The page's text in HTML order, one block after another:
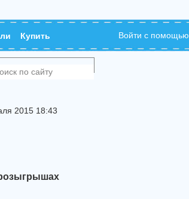
Купить Войти с помощью
2015 18:43